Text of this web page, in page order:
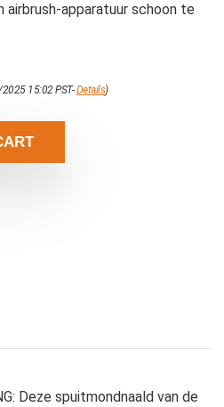
airbrush-apparatuur schoon te
15:02 PST-Details)
Deze spuitmondnaald van de